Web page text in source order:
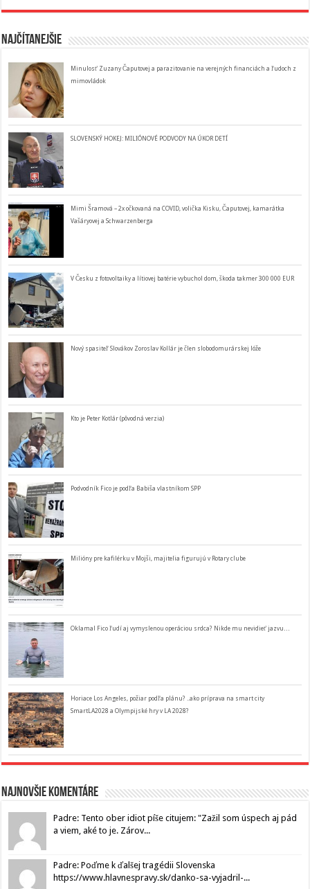
Najčítanejšie
Minulosť Zuzany Čaputovej a parazitovanie na verejných financiách a ľudoch z
mimovládok
SLOVENSKÝ HOKEJ: MILIÓNOVÉ PODVODY NA ÚKOR DETÍ
Mimi Šramová – 2x očkovaná na COVID, volička Kisku, Čaputovej, kamarátka
Vašáryovej a Schwarzenberga
V Česku z fotovoltaiky a lítiovej batérie vybuchol dom, škoda takmer 300 000 EUR
Nový spasiteľ Slovákov Zoroslav Kollár je člen slobodomurárskej lóže
Kto je Peter Kotlár (pôvodná verzia)
Podvodník Fico je podľa Babiša vlastníkom SPP
Milióny pre kafilérku v Mojši, majitelia figurujú v Rotary clube
Oklamal Fico ľudí aj vymyslenou operáciou srdca? Nikde mu nevidieť jazvu…
Horiace Los Angeles, požiar podľa plánu? ..ako príprava na smart city
SmartLA2028 a Olympijské hry v LA 2028?
Najnovšie komentáre
Padre: Tento ober idiot píše citujem: "Zažil som úspech aj pád
a viem, aké to je. Zárov...
Padre: Poďme k ďalšej tragédii Slovenska
https://www.hlavnespravy.sk/danko-sa-vyjadril-...